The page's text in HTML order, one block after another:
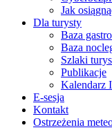
Jak
Dla turysty
Baza
Baza
Szlaki
Publikacje
Kalendarz
E-sesja
Kontakt
Ostrzeżenia